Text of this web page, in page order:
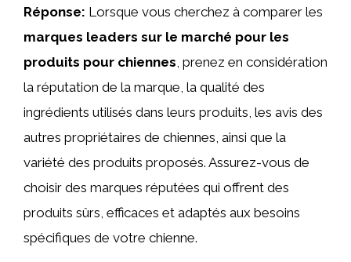
Réponse: Lorsque vous cherchez à comparer les
marques leaders sur le marché pour les
produits pour chiennes, prenez en considération
la réputation de la marque, la qualité des
ingrédients utilisés dans leurs produits, les avis des
autres propriétaires de chiennes, ainsi que la
variété des produits proposés. Assurez-vous de
choisir des marques réputées qui offrent des
produits sûrs, efficaces et adaptés aux besoins
spécifiques de votre chienne.